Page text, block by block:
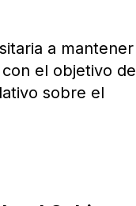
a mantener
el objetivo de
sobre el